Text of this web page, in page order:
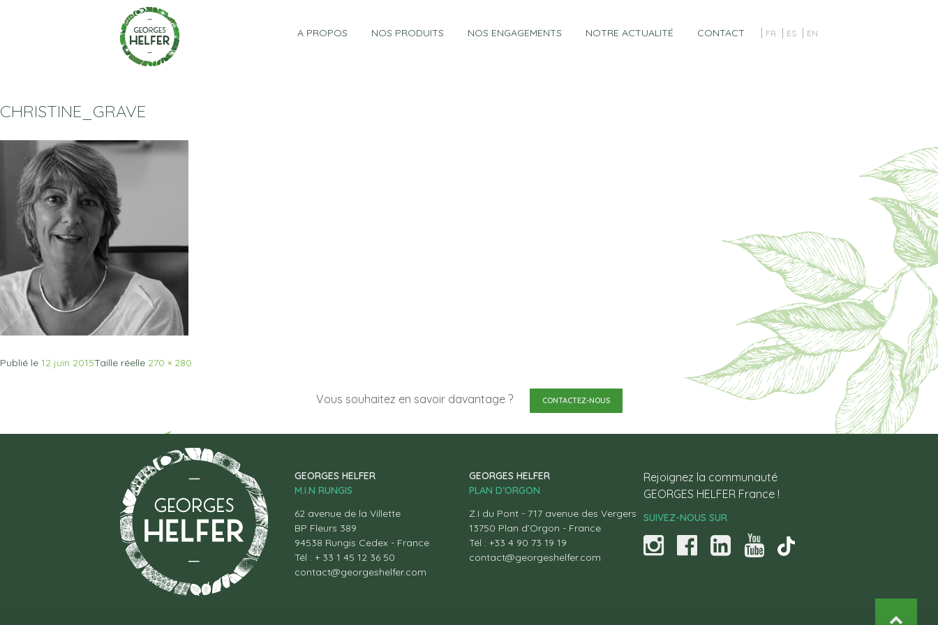
A PROPOS NOS PRODUITS NOS ENGAGEMENTS NOTRE ACTUALITÉ CONTACT FR ES EN
CHRISTINE_GRAVE
Publié le 12 juin 2015Taille réelle 270 × 280
Vous souhaitez en savoir davantage ? CONTACTEZ-NOUS
GEORGES HELFER
M.I.N RUNGIS
62 avenue de la Villette
BP Fleurs 389
94538 Rungis Cedex - France
Tél : + 33 1 45 12 36 50
contact@georgeshelfer.com
GEORGES HELFER
PLAN D’ORGON
Z.I du Pont - 717 avenue des Vergers
13750 Plan d’Orgon - France
Tél : +33 4 90 73 19 19
contact@georgeshelfer.com
Rejoignez la communauté
GEORGES HELFER France !
SUIVEZ-NOUS SUR
Panneau de gestion des cookies